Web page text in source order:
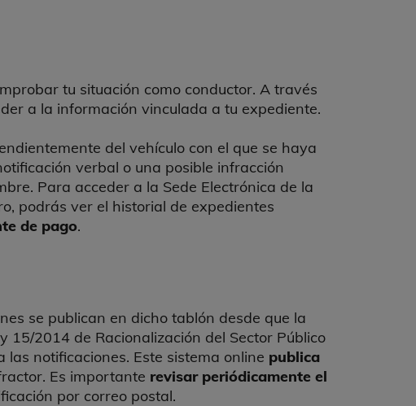
tu situación como conductor. A través
a la información vinculada a tu expediente.
del vehículo con el que se haya
verbal o una posible infracción
Para acceder a la Sede Electrónica de la
podrás ver el historial de expedientes
de pago.
se publican en dicho tablón desde que la
2014 de Racionalización del Sector Público
notificaciones. Este sistema online publica
Es importante revisar periódicamente el
por correo postal.